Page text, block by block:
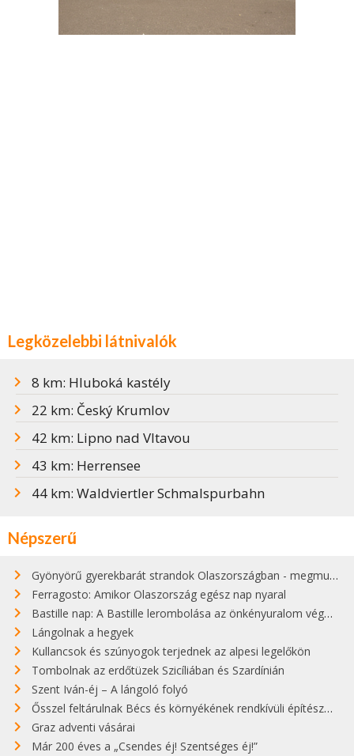
Legközelebbi látnivalók
8 km: Hluboká kastély
22 km: Český Krumlov
42 km: Lipno nad Vltavou
43 km: Herrensee
44 km: Waldviertler Schmalspurbahn
Népszerű
Gyönyörű gyerekbarát strandok Olaszországban - megmutatjuk a 15 legjobbat
Ferragosto: Amikor Olaszország egész nap nyaral
Bastille nap: A Bastille lerombolása az önkényuralom végét jelentette
Lángolnak a hegyek
Kullancsok és szúnyogok terjednek az alpesi legelőkön
Tombolnak az erdőtüzek Szicíliában és Szardínián
Szent Iván-éj – A lángoló folyó
Ősszel feltárulnak Bécs és környékének rendkívüli építészeti kincsei
Graz adventi vásárai
Már 200 éves a „Csendes éj! Szentséges éj!”